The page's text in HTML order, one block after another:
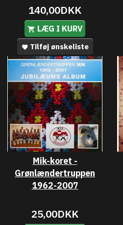
140,00DKK
LÆG I KURV
Tilføj ønskeliste
Mik-koret -
Grønlændertruppen
1962-2007
25,00DKK